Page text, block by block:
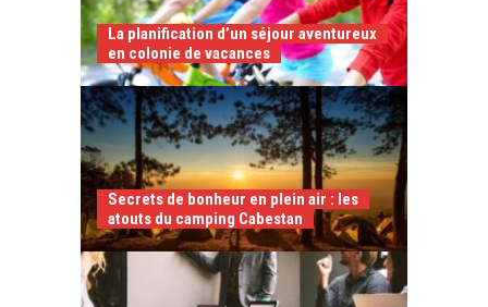
La planification d’un séjour aventureux
en colonie de vacances
Secrets de bonheur en plein air : les
atouts du camping Cabestan